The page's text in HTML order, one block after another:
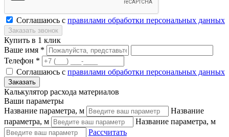
Соглашаюсь с правилами обработки персональных данных
Купить в 1 клик
Ваше имя *
Телефон *
Соглашаюсь с правилами обработки персональных данных
Калькулятор расхода материалов
Ваши параметры
Название параметра, м
Название
параметра, м
Название параметра, м
Рассчитать